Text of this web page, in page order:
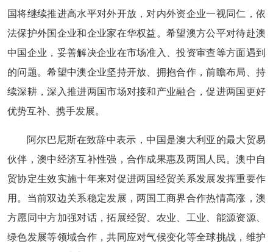
国将继续推进高水平对外开放，对内外资企业一视同仁，依
法保护外国企业和企业家在华权益。希望澳方公平对待赴澳
中国企业，妥善解决企业在市场准入、投资审查等方面遇到
的问题。希望中澳企业坚持开放、拥抱合作，前瞻布局、持
续深耕，深入推进两国市场对接和产业融合，促进两国更好
优势互补、携手发展。
阿尔巴尼斯在致辞中表示，中国是澳大利亚的最大贸易
伙伴，澳中经济互补性强，合作成果惠及两国人民。澳中自
贸协定生效实施十年来对促进两国经贸关系发展发挥重要作
用。当前双边关系稳定发展，两国工商界合作热情高涨，澳
方愿同中方加强对话，拓展经贸、农业、工业、能源资源、
绿色发展等领域合作，共同应对气候变化等全球挑战，维护